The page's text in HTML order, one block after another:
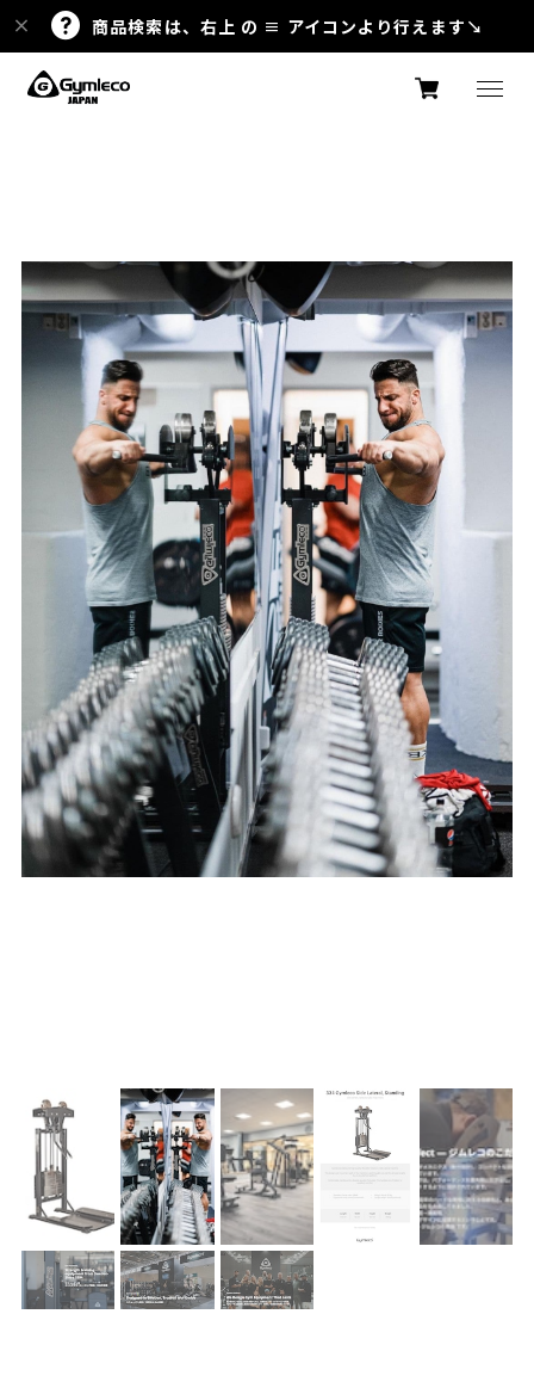
商品検索は、右上 の ≡ アイコンより行えます↘